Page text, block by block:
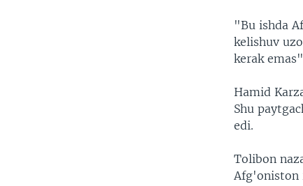
"Bu ishda
kelishuv
kerak
Hamid
Shu
edi.
Tolibon
Afg'oniston